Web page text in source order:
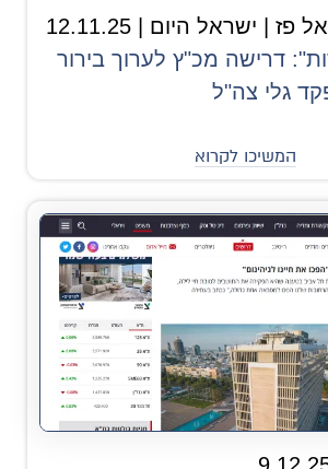
| ישראל היום | 12.11.25
דרישה מכ"ץ לערוך בירור
גלי צה"ל
המשיכו לקרוא